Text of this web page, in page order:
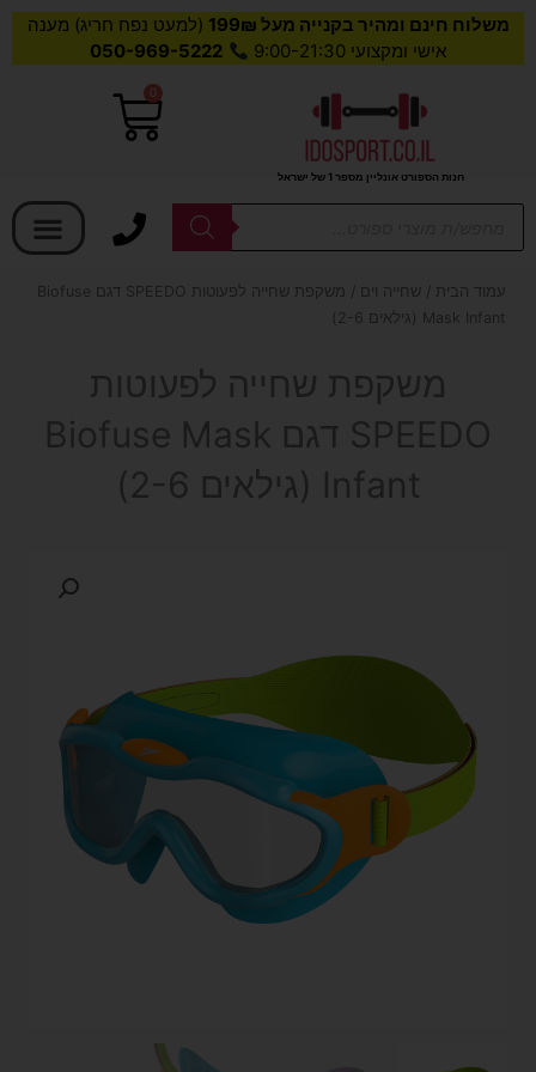
משלוח חינם ומהיר בקנייה מעל 199₪
(למעט נפח חריג) מענה
אישי ומקצועי 9:00-21:30
050-969-5222
חנות הספורט אונליין מספר 1 של ישראל
0
עגלת
Products
עמוד הבית / שחייה וים
/ משקפת שחייה לפעוטות SPEEDO דגם Biofuse
Mask Infant (גילאים 2-6)
משקפת שחייה לפעוטות
SPEEDO דגם Biofuse Mask
Infant (גילאים 2-6)